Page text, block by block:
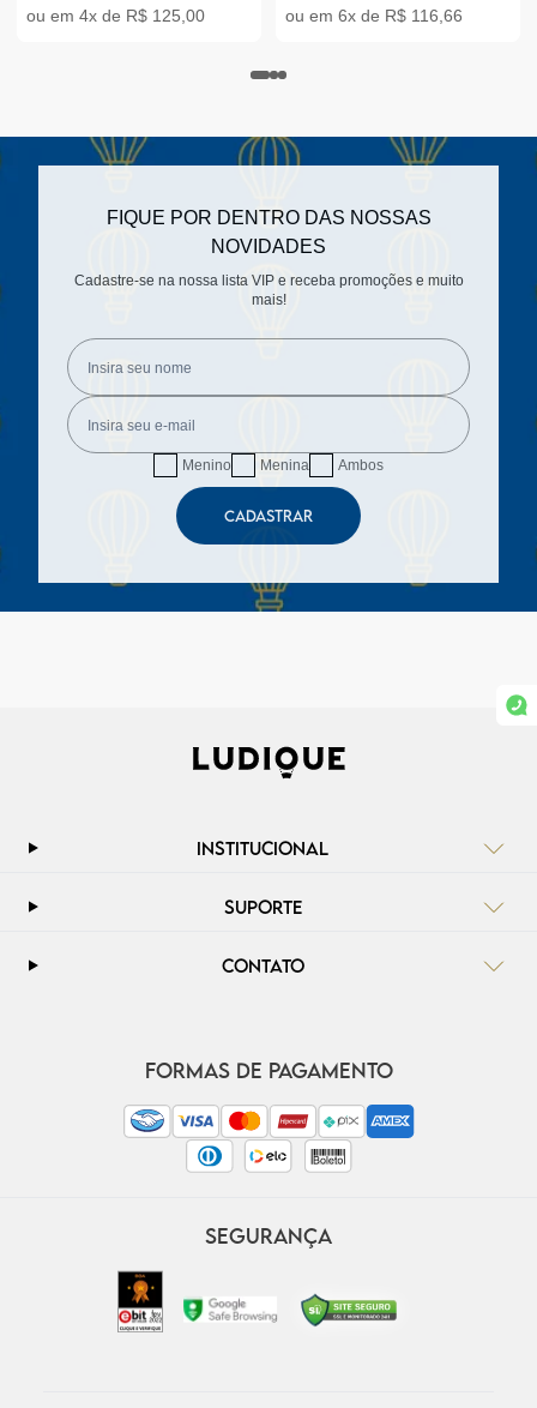
ou em 4x de R$ 125,00 ou em 6x de R$ 116,66
FIQUE POR DENTRO DAS NOSSAS
NOVIDADES
Cadastre-se na nossa lista VIP e receba promoções e muito
mais!
Menino Menina Ambos
CADASTRAR
INSTITUCIONAL
SUPORTE
CONTATO
FORMAS DE PAGAMENTO
SEGURANÇA